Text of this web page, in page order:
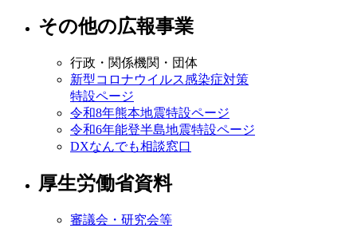
その他の広報事業
行政・関係機関・団体
新型コロナウイルス感染症対策
特設ページ
令和8年熊本地震特設ページ
令和6年能登半島地震特設ページ
DXなんでも相談窓口
厚生労働省資料
審議会・研究会等